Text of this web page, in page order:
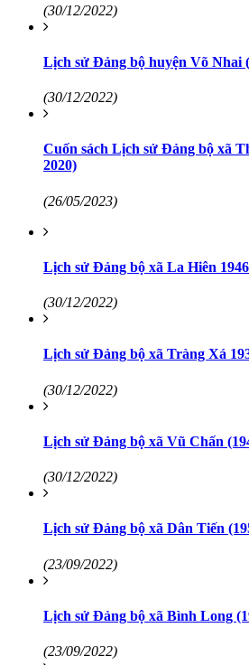
(30/12/2022)
Lịch sử Đảng bộ huyện Võ Nhai
(30/12/2022)
Cuốn sách Lịch sử Đảng bộ xã
2020)
(26/05/2023)
Lịch sử Đảng bộ xã La Hiên
(30/12/2022)
Lịch sử Đảng bộ xã Tràng Xá
(30/12/2022)
Lịch sử Đảng bộ xã Vũ Chấn
(30/12/2022)
Lịch sử Đảng bộ xã Dân Tiến
(23/09/2022)
Lịch sử Đảng bộ xã Bình Long
(23/09/2022)